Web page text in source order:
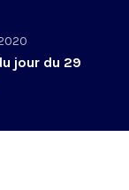
jour du 29